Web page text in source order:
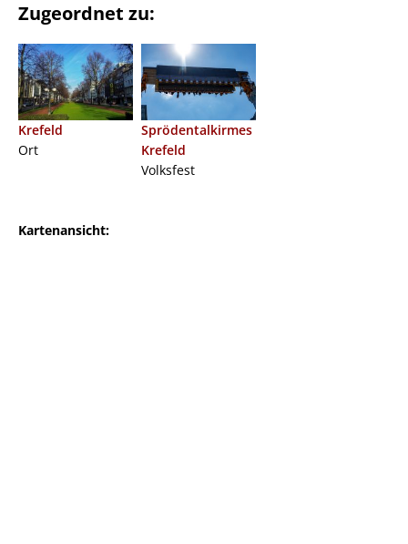
Zugeordnet zu:
Krefeld
Ort
Sprödentalkirmes
Krefeld
Volksfest
Kartenansicht: